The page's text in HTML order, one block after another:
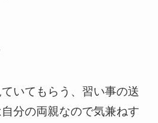
いてもらう、習い事の送
分の両親なので気兼ねす